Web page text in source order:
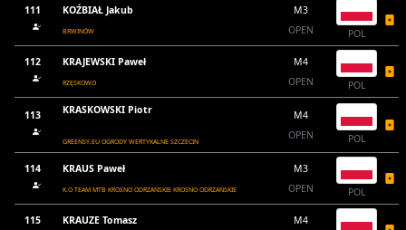
111 KOŹBIAŁ Jakub
BRWINÓW
M3
OPEN
POL
112 KRAJEWSKI Paweł
RZĘSKOWO
M4
OPEN
POL
113 KRASKOWSKI Piotr
GREENSY.EU OGRODY WERTYKALNE SZCZECIN
M4
OPEN
POL
114 KRAUS Paweł
K.O TEAM MTB KROSNO ODRZAŃSKIE KROSNO ODRZAŃSKIE
M3
OPEN
POL
115 KRAUZE Tomasz M4